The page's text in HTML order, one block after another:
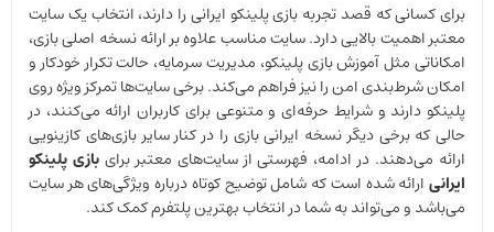
برای کسانی که قصد تجربه بازی پلینکو ایرانی را دارند، انتخاب یک سایت
معتبر اهمیت بالایی دارد. سایت مناسب علاوه بر ارائه نسخه اصلی بازی،
امکاناتی مثل آموزش بازی پلینکو، مدیریت سرمایه، حالت تکرار خودکار و
امکان شرط‌بندی امن را نیز فراهم می‌کند. برخی سایت‌ها تمرکز ویژه روی
پلینکو دارند و شرایط حرفه‌ای و متنوعی برای کاربران ارائه می‌کنند، در
حالی که برخی دیگر نسخه ایرانی بازی را در کنار سایر بازی‌های کازینویی
ارائه می‌دهند. در ادامه، فهرستی از سایت‌های معتبر برایبازی پلینکو
ایرانی ارائه شده است که شامل توضیح کوتاه درباره ویژگی‌های هر سایت
می‌باشد و می‌تواند به شما در انتخاب بهترین پلتفرم کمک کند.